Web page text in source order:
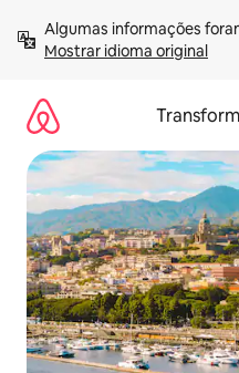
para
Mostrar idioma original